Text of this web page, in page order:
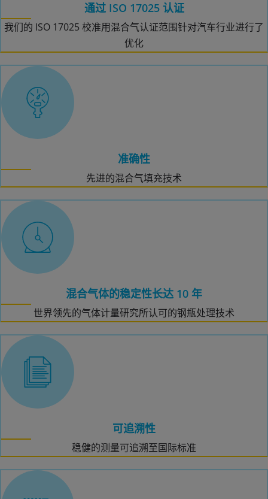
通过 ISO 17025 认证
我们的 ISO 17025 校准用混合气认证范围针对汽车行业进行了
优化
准确性
先进的混合气填充技术
混合气体的稳定性长达 10 年
世界领先的气体计量研究所认可的钢瓶处理技术
可追溯性
稳健的测量可追溯至国际标准